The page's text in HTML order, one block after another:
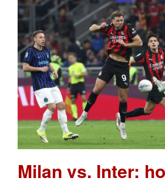
Milan vs. Inter: